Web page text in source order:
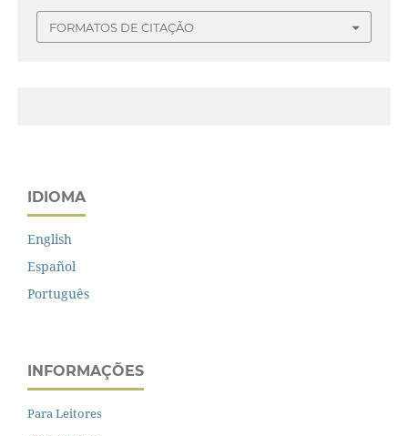
FORMATOS DE CITAÇÃO
IDIOMA
English
Español
Português
INFORMAÇÕES
Para Leitores